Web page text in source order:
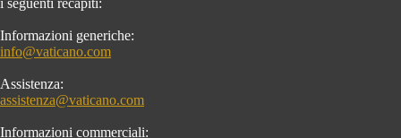
Informazioni generiche:
info@vaticano.com
Assistenza:
assistenza@vaticano.com
Informazioni commerciali: